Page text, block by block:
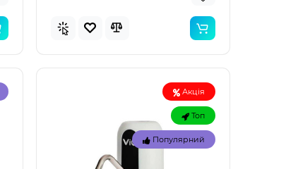
Bestway 32034 (Довжина 51 x
Ширина 46см) Надувний
Опис надувного жилета для
плавання Bestway 32034
Bestway 32034 — це якісний
Акція
Топ
Популярний